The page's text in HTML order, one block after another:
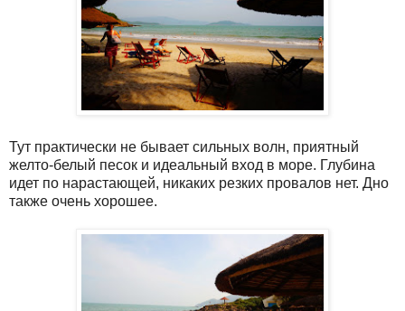
Тут практически не бывает сильных волн, приятный
желто-белый песок и идеальный вход в море. Глубина
идет по нарастающей, никаких резких провалов нет. Дно
также очень хорошее.